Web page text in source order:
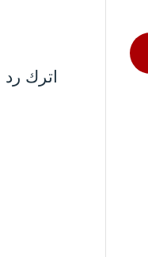
اترك رد